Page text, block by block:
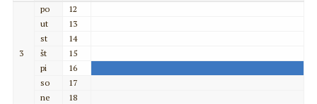
3
po
12
ut
13
st
14
št
15
pi
16
so
17
ne
18